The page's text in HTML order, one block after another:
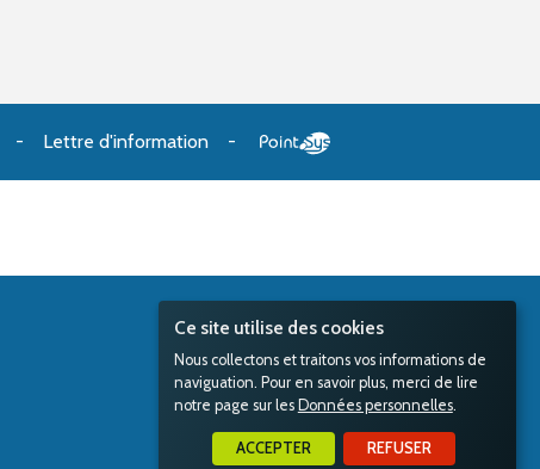
Ce site utilise des cookies
Nous collectons et traitons vos informations de
naviguation. Pour en savoir plus, merci de lire
notre page sur les Données personnelles.
ACCEPTER REFUSER
Lettre d'information